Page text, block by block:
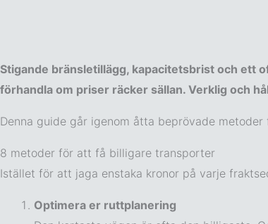
Stigande bränsletillägg, kapacitetsbrist och ett
förhandla om priser räcker sällan. Verklig och
Denna guide går igenom åtta beprövade
8 metoder för att få billigare transporter
Istället för att jaga enstaka kronor på varje
Optimera er ruttplanering